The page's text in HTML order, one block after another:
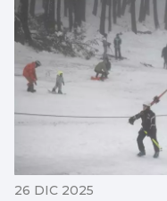
26 DIC 2025